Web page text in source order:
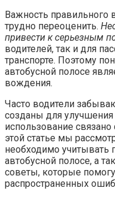
Важность правильного
трудно переоценить.
привести к серьезным
водителей, так и для
транспорте. Поэтому
автобусной полосе
вождения.
Часто водители
созданы для улучшения
использование
этой статье мы
необходимо учитывать
автобусной полосе, а
советы, которые
распространенных